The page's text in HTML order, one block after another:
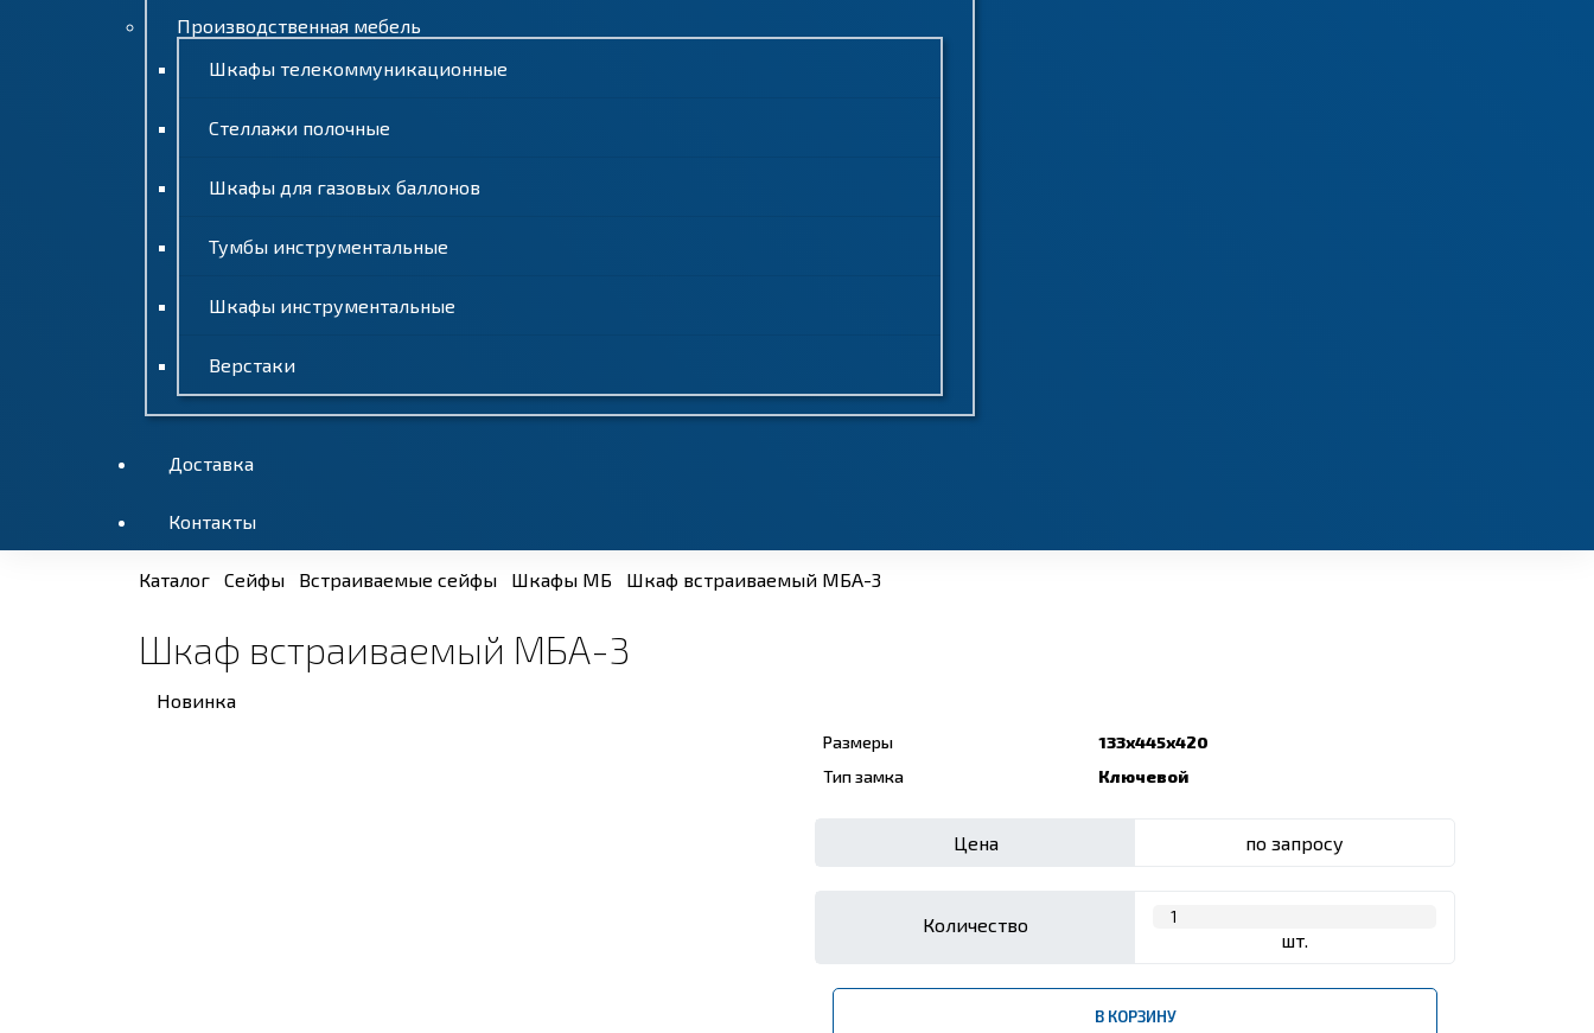
Производственная мебель
Шкафы телекоммуникационные
Стеллажи полочные
Шкафы для газовых баллонов
Тумбы инструментальные
Шкафы инструментальные
Верстаки
Доставка
Контакты
Каталог Сейфы Встраиваемые сейфы Шкафы МБ Шкаф встраиваемый МБА-3
Шкаф встраиваемый МБА-3
Новинка
Размеры
133x445x420
Тип замка
Ключевой
Цена по запросу
Количество
шт.
В КОРЗИНУ